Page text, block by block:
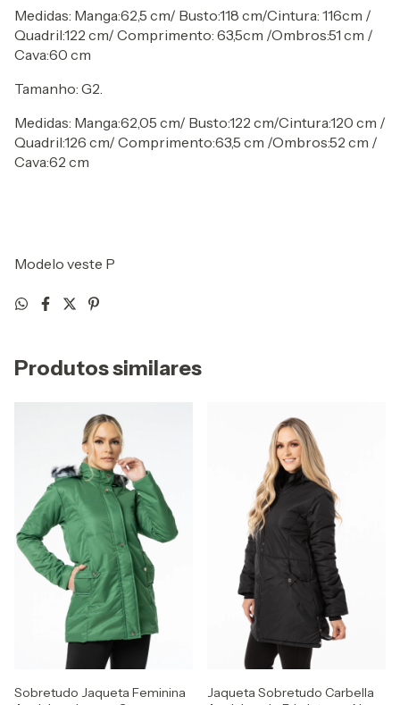
Medidas: Manga:62,5 cm/ Busto:118 cm/Cintura: 116cm /
Quadril:122 cm/ Comprimento: 63,5cm /Ombros:51 cm /
Cava:60 cm
Tamanho: G2.
Medidas: Manga:62,05 cm/ Busto:122 cm/Cintura:120 cm /
Quadril:126 cm/ Comprimento:63,5 cm /Ombros:52 cm /
Cava:62 cm
Modelo veste P
Produtos similares
Sobretudo Jaqueta Feminina
Jaqueta Sobretudo Carbella